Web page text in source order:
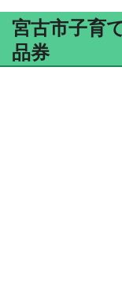
宮古市子育
品券